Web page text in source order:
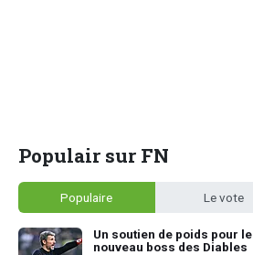
Populair sur FN
Populaire Le vote
Un soutien de poids pour le
nouveau boss des Diables